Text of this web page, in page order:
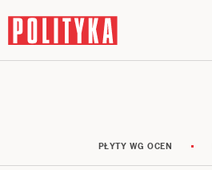
PŁYTY WG OCEN